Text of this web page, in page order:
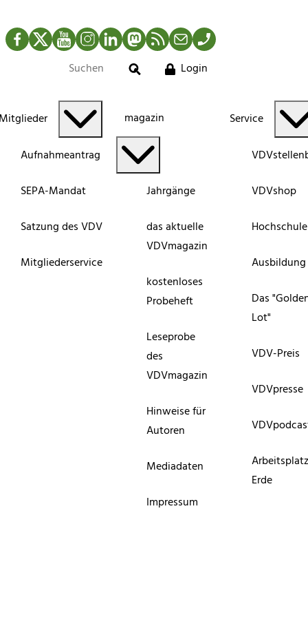
Facebook
TwitterYouTubeInstagram
LinkedInMastodonRSS-Newsfeed
MailTelefon
Suche
Login
Mitglieder
Aufnahmeantrag
SEPA-Mandat
Satzung des VDV
Mitgliederservice
magazin
Jahrgänge
das aktuelle
VDVmagazin
kostenloses
Probeheft
Leseprobe
des
VDVmagazin
Hinweise für
Autoren
Mediadaten
Impressum
Service
VDVshop
Ausbildung
Das
Lot"
VDV-Preis
VDVpresse
Erde